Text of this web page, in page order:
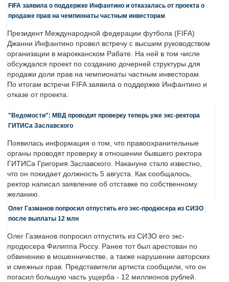
FIFA заявила о поддержке Инфантино и отказалась от проекта о
продаже прав на чемпионаты частным инвесторам
Президент Международной федерации футбола (FIFA)
Джанни Инфантино провел встречу с высшим руководством
организации в марокканском Рабате. На ней в том числе
обсуждался проект по созданию дочерней структуры для
продажи доли прав на чемпионаты частным инвесторам.
По итогам встречи FIFA заявила о поддержке Инфантино и
отказе от проекта.
"Ведомости": МВД проводит проверку теперь уже экс-ректора
ГИТИСа Заславского
Появилась информация о том, что правоохранительные
органы проводят проверку в отношении бывшего ректора
ГИТИСа Григория Заславского. Накануне стало известно,
что он покидает должность 5 августа. Как сообщалось,
ректор написал заявление об отставке по собственному
желанию.
Олег Газманов попросил отпустить его экс-продюсера из СИЗО
после выплаты 12 млн
Олег Газманов попросил отпустить из СИЗО его экс-
продюсера Филиппа Россу. Ранее тот был арестован по
обвинению в мошенничестве, а также нарушении авторских
и смежных прав. Представители артиста сообщили, что он
погасил большую часть ущерба - 12 миллионов рублей.